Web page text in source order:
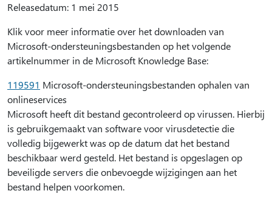
Releasedatum: 1 mei 2015
Klik voor meer informatie over het downloaden van
Microsoft-ondersteuningsbestanden op het volgende
artikelnummer in de Microsoft Knowledge Base:
119591 Microsoft-ondersteuningsbestanden ophalen van
onlineservices
Microsoft heeft dit bestand gecontroleerd op virussen. Hierbij
is gebruikgemaakt van software voor virusdetectie die
volledig bijgewerkt was op de datum dat het bestand
beschikbaar werd gesteld. Het bestand is opgeslagen op
beveiligde servers die onbevoegde wijzigingen aan het
bestand helpen voorkomen.